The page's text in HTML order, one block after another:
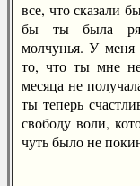
все, что сказали
бы ты была
молчунья. У меня
то, что ты мне
месяца не
ты теперь
свободу воли,
чуть было не